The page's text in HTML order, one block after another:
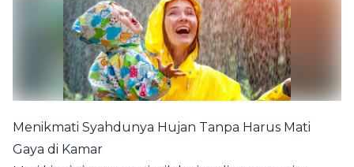
Menikmati Syahdunya Hujan Tanpa Harus Mati
Gaya di Kamar